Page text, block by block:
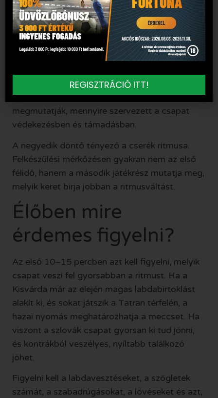
játéka. Ha a vendégek labdaszerzés után
gyorsan előre tudnak játszani, akkor a Kisvárda
védelmének folyamatosan készen kell állnia a
visszarendeződésre.
A felkészülési időszakban ezek különösen
hasznos visszajelzést adnak, mert
megmutatják, mennyire szervezett a csapat
védekezésben és támadásban.
A negyedik döntő tényező a cserék ritmusa.
Felkészülési mérkőzésen gyakran nem az első
félidő, hanem a második játékrész mutatja meg,
melyik keret bírja jobban a ritmusváltást.
Élőben mire
érdemes figyelni?
Az első 10–15 percben azt kell figyelni, melyik
csapat veszi fel gyorsabban a ritmust. Ha a
Kisvárda már az elején magas labdabirtoklást
alakít ki, és sokat játszik a Tatran térfelén, a
hazai nyomás meghatározhatja a meccset. Ha
viszont a szlovák csapat gyorsan ki tud jönni,
és kontrákból veszélyes, nyíltabb találkozó
jöhet.
Figyelni kell a labdavesztéseket, a szögletek
számát, a szabadrúgásokat, a lövéseket és azt,
REGISZTRÁCIÓ ITT!